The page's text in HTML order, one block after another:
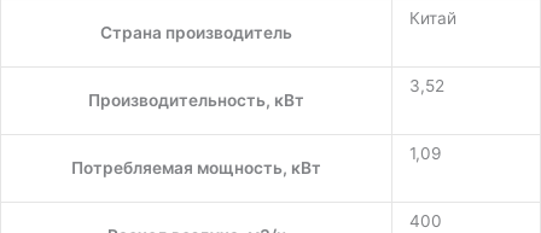
Страна производитель
Китай
Производительность, кВт
3,52
Потребляемая мощность, кВт
1,09
400